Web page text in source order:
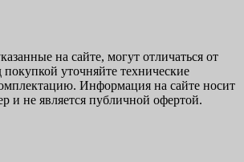
на сайте, могут отличаться от
уточняйте технические
Информация на сайте носит
и не является публичной офертой.